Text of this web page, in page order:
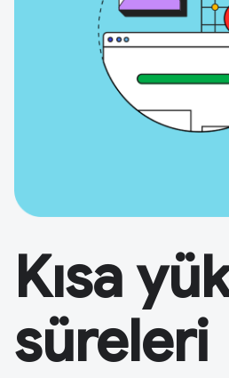
Kısa
süreleri